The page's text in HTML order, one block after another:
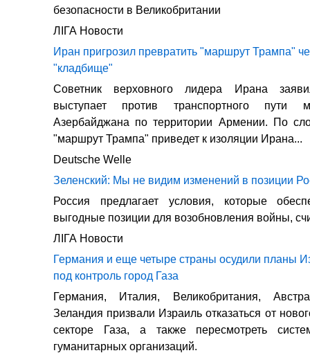
безопасности в Великобритании
ЛIГА Новости
Иран пригрозил превратить "маршрут Трампа"
"кладбище"
Советник верховного лидера Ирана
выступает против транспортного пути
Азербайджана по территории Армении. По
"маршрут Трампа" приведет к изоляции Ирана...
Deutsche Welle
Зеленский: Мы не видим изменений в позиции
Россия предлагает условия, которые
выгодные позиции для возобновления войны,
ЛIГА Новости
Германия и еще четыре страны осудили планы
под контроль город Газа
Германия, Италия, Великобритания,
Зеландия призвали Израиль отказаться от
секторе Газа, а также пересмотреть
гуманитарных организаций.